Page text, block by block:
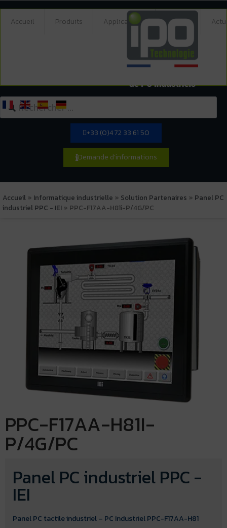
Accueil Produits Applications Société
+33 (0)4 72 33 61 50
Demande d'informations
Accueil » Informatique industrielle » Solution Partenaires » Panel PC
industriel PPC - IEI » PPC-F17AA-H81i-P/4G/PC
PPC-F17AA-H81I-
P/4G/PC
Panel PC industriel PPC -
IEI
Panel PC tactile industriel – PC Industriel PPC-F17AA-H81